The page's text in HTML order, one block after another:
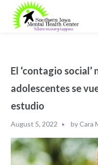
El ‘contagio
adolescentes se
estudio
August 5, 2022 byCara